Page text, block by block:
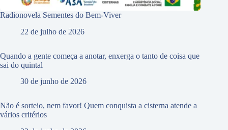
Radionovela Sementes do Bem-Viver
22 de julho de 2026
Quando a gente começa a anotar, enxerga o tanto de coisa que
sai do quintal
30 de junho de 2026
Não é sorteio, nem favor! Quem conquista a cisterna atende a
vários critérios